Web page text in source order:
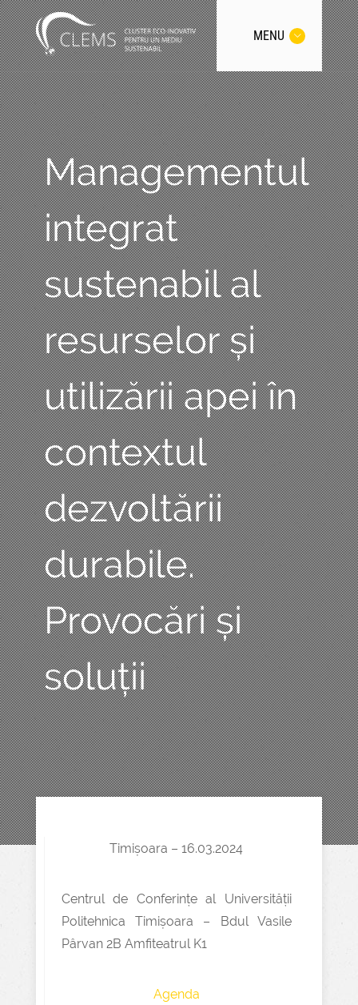
MENU
Managementul
integrat
sustenabil al
resurselor și
utilizării apei în
contextul
dezvoltării
durabile.
Provocări și
soluții
Timișoara – 16.03.2024
Centrul de Conferințe al Universității
Politehnica Timișoara – Bdul Vasile
Pârvan 2B Amfiteatrul K1
Agenda